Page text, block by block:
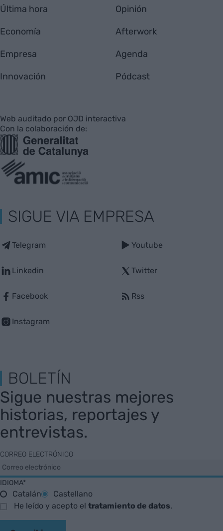
Última hora
Economía
Empresa
Innovación
Opinión
Afterwork
Agenda
Pódcast
Web auditado por OJD interactiva
Con la colaboración de:
SIGUE VIA EMPRESA
Telegram
Linkedin
Facebook
Instagram
Youtube
Twitter
Rss
BOLETÍN
Sigue nuestras mejores
historias, reportajes y
entrevistas.
CORREO ELECTRÓNICO
IDIOMA*
Catalán
Castellano
He leído y acepto el tratamiento de datos.